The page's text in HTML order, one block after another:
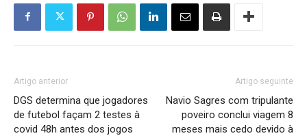
Artigo anterior
DGS determina que jogadores
de futebol façam 2 testes à
covid 48h antes dos jogos
Artigo seguinte
Navio Sagres com tripulante
poveiro conclui viagem 8
meses mais cedo devido à